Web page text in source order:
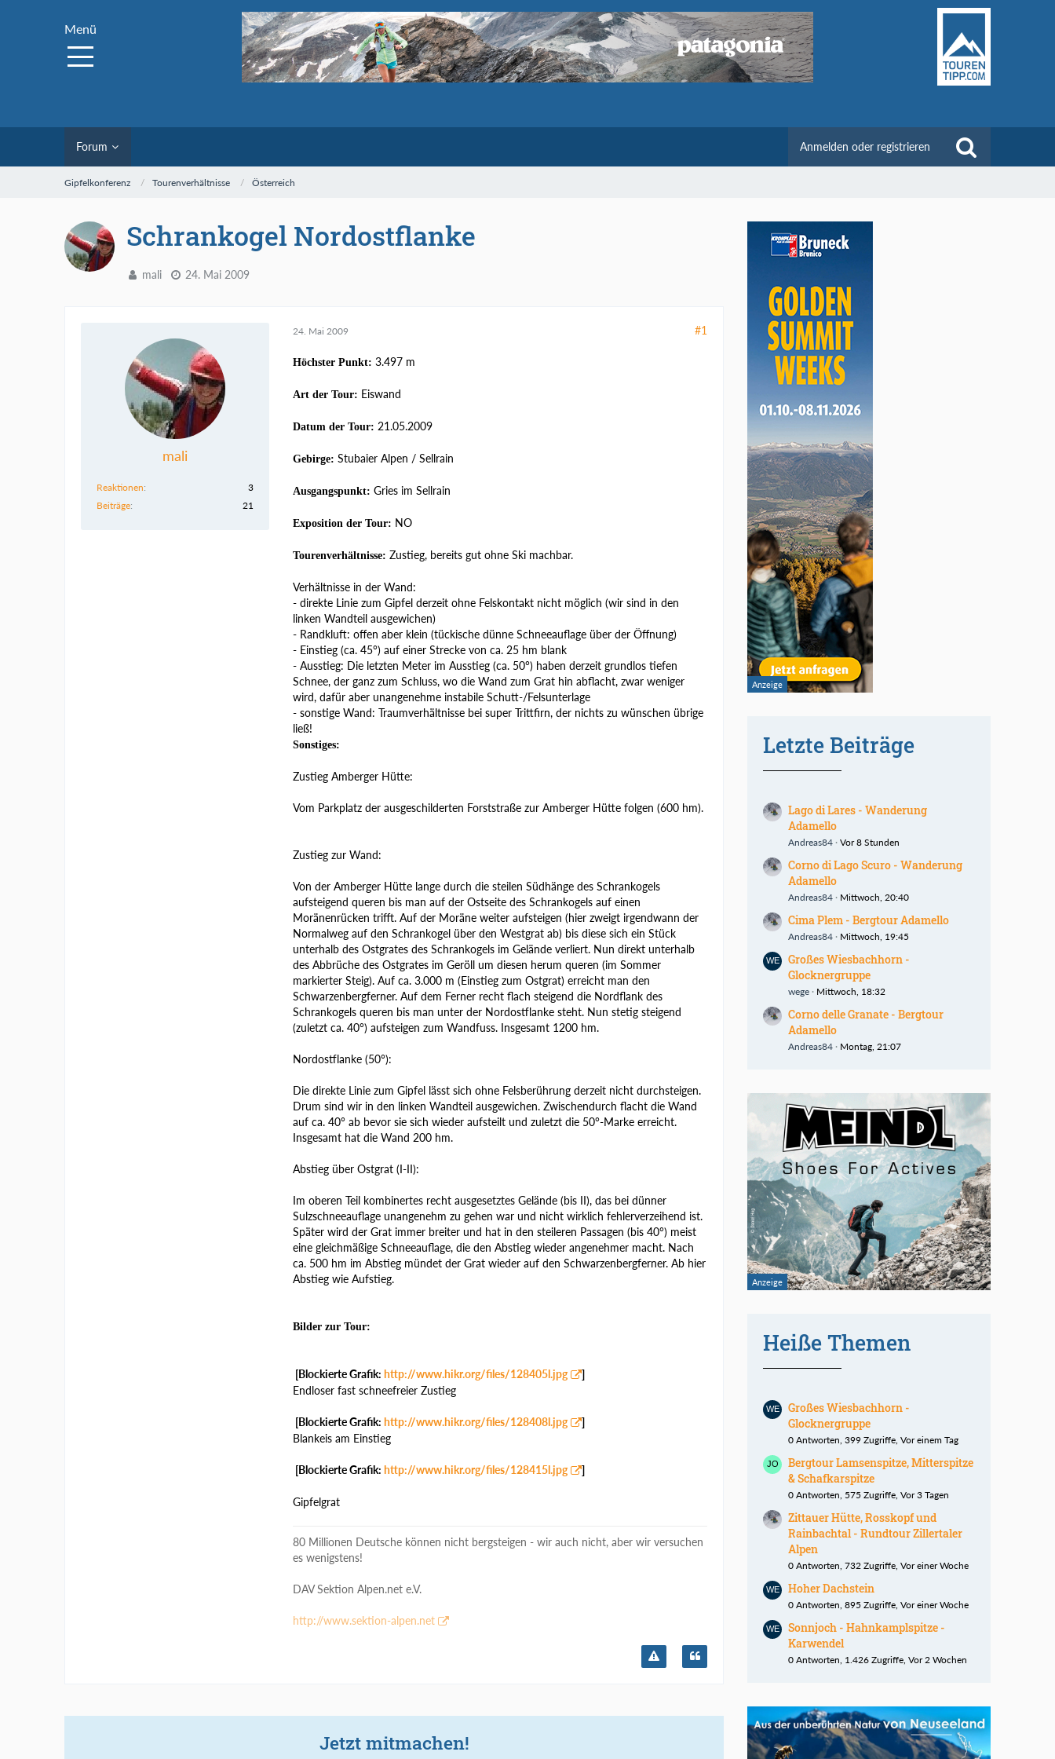
Menü
Forum Anmelden oder registrieren
Gipfelkonferenz Tourenverhältnisse Österreich
Schrankogel Nordostflanke
mali 24. Mai 2009
mali
Reaktionen
3
Beiträge
21
24. Mai 2009 #1
Höchster Punkt: 3.497 m
Art der Tour: Eiswand
Datum der Tour: 21.05.2009
Gebirge: Stubaier Alpen / Sellrain
Ausgangspunkt: Gries im Sellrain
Exposition der Tour: NO
Tourenverhältnisse: Zustieg, bereits gut ohne Ski machbar.
Verhältnisse in der Wand:
- direkte Linie zum Gipfel derzeit ohne Felskontakt nicht möglich (wir sind in den
linken Wandteil ausgewichen)
- Randkluft: offen aber klein (tückische dünne Schneeauflage über der Öffnung)
- Einstieg (ca. 45°) auf einer Strecke von ca. 25 hm blank
- Ausstieg: Die letzten Meter im Ausstieg (ca. 50°) haben derzeit grundlos tiefen
Schnee, der ganz zum Schluss, wo die Wand zum Grat hin abflacht, zwar weniger
wird, dafür aber unangenehme instabile Schutt-/Felsunterlage
- sonstige Wand: Traumverhältnisse bei super Trittfirn, der nichts zu wünschen übrige
ließ!
Sonstiges:
Zustieg Amberger Hütte:
Vom Parkplatz der ausgeschilderten Forststraße zur Amberger Hütte folgen (600 hm).
Zustieg zur Wand:
Von der Amberger Hütte lange durch die steilen Südhänge des Schrankogels
aufsteigend queren bis man auf der Ostseite des Schrankogels auf einen
Moränenrücken trifft. Auf der Moräne weiter aufsteigen (hier zweigt irgendwann der
Normalweg auf den Schrankogel über den Westgrat ab) bis diese sich ein Stück
unterhalb des Ostgrates des Schrankogels im Gelände verliert. Nun direkt unterhalb
des Abbrüche des Ostgrates im Geröll um diesen herum queren (im Sommer
markierter Steig). Auf ca. 3.000 m (Einstieg zum Ostgrat) erreicht man den
Schwarzenbergferner. Auf dem Ferner recht flach steigend die Nordflank des
Schrankogels queren bis man unter der Nordostflanke steht. Nun stetig steigend
(zuletzt ca. 40°) aufsteigen zum Wandfuss. Insgesamt 1200 hm.
Nordostflanke (50°):
Die direkte Linie zum Gipfel lässt sich ohne Felsberührung derzeit nicht durchsteigen.
Drum sind wir in den linken Wandteil ausgewichen. Zwischendurch flacht die Wand
auf ca. 40° ab bevor sie sich wieder aufsteilt und zuletzt die 50°-Marke erreicht.
Insgesamt hat die Wand 200 hm.
Abstieg über Ostgrat (I-II):
Im oberen Teil kombinertes recht ausgesetztes Gelände (bis II), das bei dünner
Sulzschneeauflage unangenehm zu gehen war und nicht wirklich fehlerverzeihend ist.
Später wird der Grat immer breiter und hat in den steileren Passagen (bis 40°) meist
eine gleichmäßige Schneeauflage, die den Abstieg wieder angenehmer macht. Nach
ca. 500 hm im Abstieg mündet der Grat wieder auf den Schwarzenbergferner. Ab hier
Abstieg wie Aufstieg.
Bilder zur Tour:
[Blockierte Grafik: http://www.hikr.org/files/128405l.jpg
]
Endloser fast schneefreier Zustieg
[Blockierte Grafik: http://www.hikr.org/files/128408l.jpg
]
Blankeis am Einstieg
[Blockierte Grafik: http://www.hikr.org/files/128415l.jpg ]
Gipfelgrat
80 Millionen Deutsche können nicht bergsteigen - wir auch nicht, aber wir versuchen
es wenigstens!
DAV Sektion Alpen.net e.V.
http://www.sektion-alpen.net
Jetzt mitmachen!
Letzte Beiträge
Lago di Lares - Wanderung
Adamello
Andreas84 Vor 8 Stunden
Corno di Lago Scuro - Wanderung
Adamello
Andreas84 Mittwoch, 20:40
Cima Plem - Bergtour Adamello
Andreas84 Mittwoch, 19:45
Großes Wiesbachhorn -
Glocknergruppe
wege Mittwoch, 18:32
Corno delle Granate - Bergtour
Adamello
Andreas84 Montag, 21:07
Heiße Themen
Großes Wiesbachhorn -
Glocknergruppe
0 Antworten, 399 Zugriffe, Vor einem Tag
Bergtour Lamsenspitze, Mitterspitze
& Schafkarspitze
0 Antworten, 575 Zugriffe, Vor 3 Tagen
Zittauer Hütte, Rosskopf und
Rainbachtal - Rundtour Zillertaler
Alpen
0 Antworten, 732 Zugriffe, Vor einer Woche
Hoher Dachstein
0 Antworten, 895 Zugriffe, Vor einer Woche
Sonnjoch - Hahnkamplspitze -
Karwendel
0 Antworten, 1.426 Zugriffe, Vor 2 Wochen